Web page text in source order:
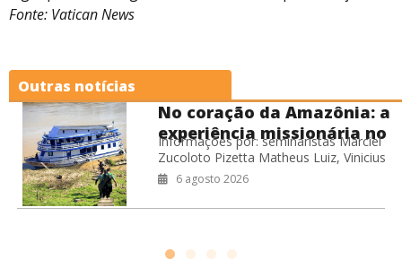
Fonte: Vatican News
Outras notícias
No coração da Amazônia: a
experiência missionária no
Barco Hospital Laguna
Negra
Informações por: seminaristas Marciel
Zucoloto Pizetta Matheus Luiz, Vinicius
Leite de Oliveira Willian Miranda Cardoso
Durante o período de férias do
seminário, os seminaristas
6 agosto 2026